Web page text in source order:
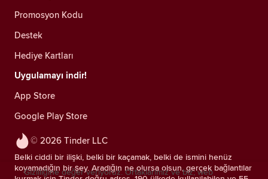
© 2026 Tinder LLC
Belki ciddi bir ilişki, belki bir kaçamak, belki de ismini henüz
koyamadığın bir şey. Aradığın ne olursa olsun, gerçek bağlantılar
Promosyon Kodu
Destek
Hediye Kartları
Uygulamayı indir!
App Store
Google Play Store
Gizliliğine değer veriyoruz. Ortaklarımız ve biz; web